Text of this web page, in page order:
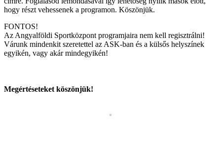
hogy részt vehessenek a programon. Köszönjük.
FONTOS!
Az Angyalföldi Sportközpont programjaira nem kell regisztrálni!
Várunk mindenkit szeretettel az ASK-ban és a külsős helyszínek
egyikén, vagy akár mindegyikén!
Megértéseteket köszönjük!